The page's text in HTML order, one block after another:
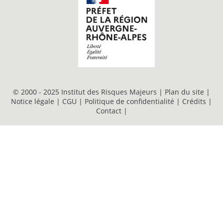
© 2000 - 2025 Institut des Risques Majeurs | Plan du site |
Notice légale | CGU | Politique de confidentialité | Crédits |
Contact |